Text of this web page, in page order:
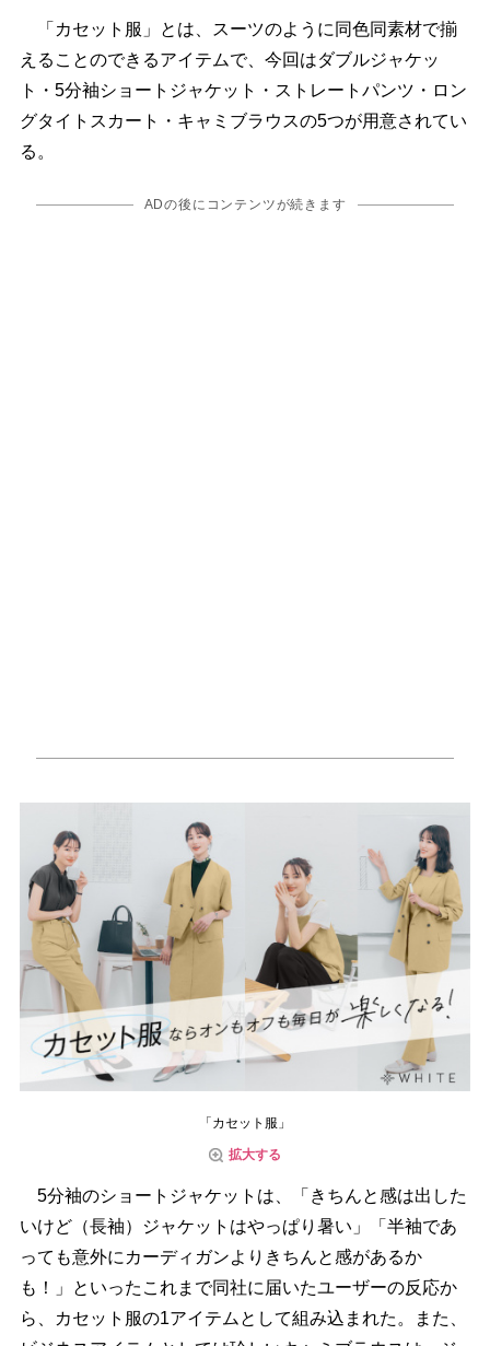
「カセット服」とは、スーツのように同色同素材で揃
えることのできるアイテムで、今回はダブルジャケッ
ト・5分袖ショートジャケット・ストレートパンツ・ロン
グタイトスカート・キャミブラウスの5つが用意されてい
る。
ADの後にコンテンツが続きます
「カセット服」
拡大する
5分袖のショートジャケットは、「きちんと感は出した
いけど（長袖）ジャケットはやっぱり暑い」「半袖であ
っても意外にカーディガンよりきちんと感があるか
も！」といったこれまで同社に届いたユーザーの反応か
ら、カセット服の1アイテムとして組み込まれた。また、